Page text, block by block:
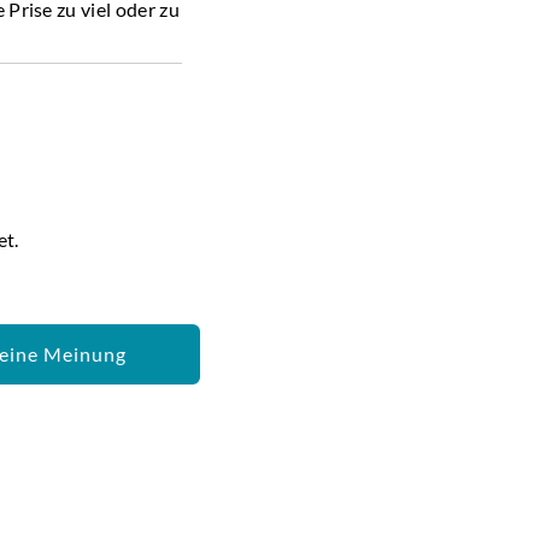
zu viel oder zu
Rezeptkünste
Meinung